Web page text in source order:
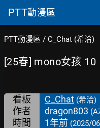
PTT動漫區
PTT動漫區 / C_Chat (希洽)
[25春] mono女孩 10
看板 C_Chat (希洽)
作者 dragon803
時間 1年前 (2025/